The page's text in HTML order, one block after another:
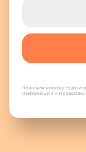
Нажимая кнопку
информации о